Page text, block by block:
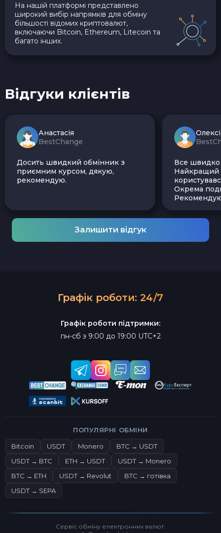
На нашій платформі представлено
широкий вибір напрямків для обміну
більшості відомих криптовалют,
включаючи Bitcoin, Ethereum, Litecoin та
багато інших.
Відгуки клієнтів
Анастасія
BestChange
Досить швидкий обмінник з
приємним курсом, дякую,
рекомендую.
Все швидко
Найкращий
Окрема
Залишити відгук
Графік роботи: 24/7
Графік роботи підтримки:
пн-сб з 9:00 до 19:00 UTC+2
ПОПУЛЯРНІ ОБМІНИ
Bitcoin USDT Monero
BTC → USDT
USDT → BTC
ETH → USDT
USDT → Monero
BTC → ETH
USDT → Revolut
BTC → готівка
USDT → SEPA
Сервіс обміну електронних валют.